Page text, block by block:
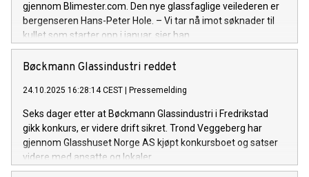
gjennom Blimester.com. Den nye glassfaglige veilederen er
bergenseren Hans-Peter Hole. – Vi tar nå imot søknader til
kullet som starter opp i januar, sier han.
Bøckmann Glassindustri reddet
24.10.2025 16:28:14 CEST Pressemelding
Seks dager etter at Bøckmann Glassindustri i Fredrikstad
gikk konkurs, er videre drift sikret. Trond Veggeberg har
gjennom Glasshuset Norge AS kjøpt konkursboet og satser
videre med ansatte og lokaler.